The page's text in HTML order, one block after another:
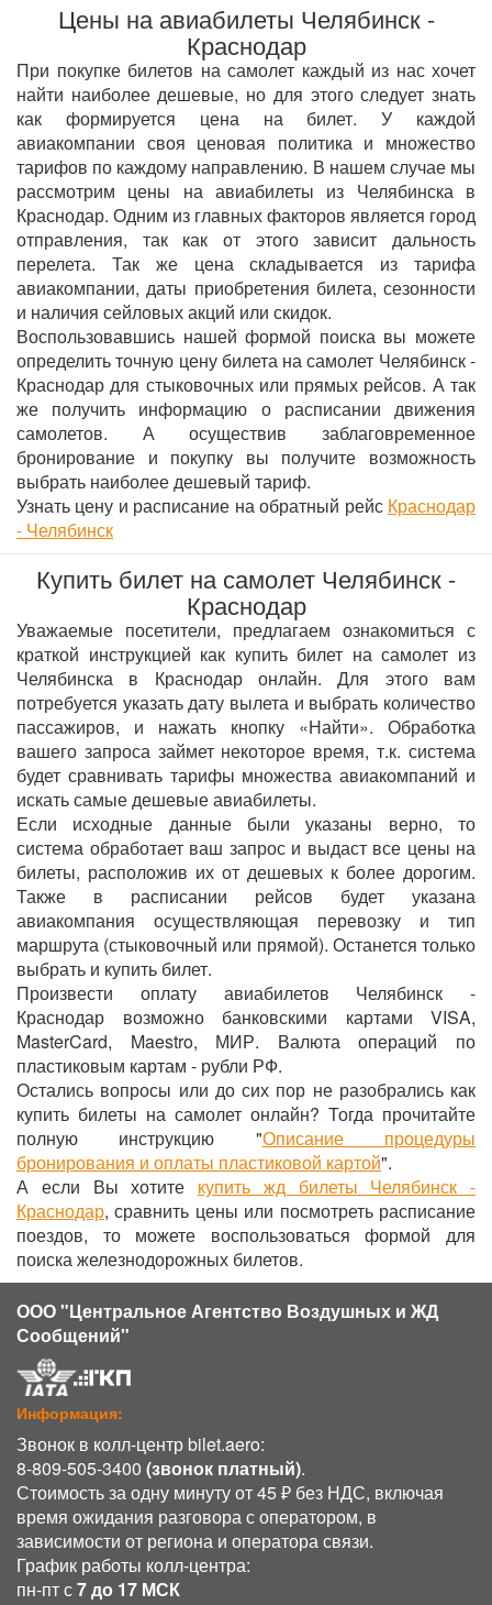
Цены на авиабилеты Челябинск -
Краснодар
При покупке билетов на самолет каждый из нас хочет
найти наиболее дешевые, но для этого следует знать
как формируется цена на билет. У каждой
авиакомпании своя ценовая политика и множество
тарифов по каждому направлению. В нашем случае мы
рассмотрим цены на авиабилеты из Челябинска в
Краснодар. Одним из главных факторов является город
отправления, так как от этого зависит дальность
перелета. Так же цена складывается из тарифа
авиакомпании, даты приобретения билета, сезонности
и наличия сейловых акций или скидок.
Воспользовавшись нашей формой поиска вы можете
определить точную цену билета на самолет Челябинск -
Краснодар для стыковочных или прямых рейсов. А так
же получить информацию о расписании движения
самолетов. А осуществив заблаговременное
бронирование и покупку вы получите возможность
выбрать наиболее дешевый тариф.
Узнать цену и расписание на обратный рейс Краснодар
- Челябинск
Купить билет на самолет Челябинск -
Краснодар
Уважаемые посетители, предлагаем ознакомиться с
краткой инструкцией как купить билет на самолет из
Челябинска в Краснодар онлайн. Для этого вам
потребуется указать дату вылета и выбрать количество
пассажиров, и нажать кнопку «Найти». Обработка
вашего запроса займет некоторое время, т.к. система
будет сравнивать тарифы множества авиакомпаний и
искать самые дешевые авиабилеты.
Если исходные данные были указаны верно, то
система обработает ваш запрос и выдаст все цены на
билеты, расположив их от дешевых к более дорогим.
Также в расписании рейсов будет указана
авиакомпания осуществляющая перевозку и тип
маршрута (стыковочный или прямой). Останется только
выбрать и купить билет.
Произвести оплату авиабилетов Челябинск -
Краснодар возможно банковскими картами VISA,
MasterCard, Maestro, МИР. Валюта операций по
пластиковым картам - рубли РФ.
Остались вопросы или до сих пор не разобрались как
купить билеты на самолет онлайн? Тогда прочитайте
полную инструкцию "Описание процедуры
бронирования и оплаты пластиковой картой".
А если Вы хотите купить жд билеты Челябинск -
Краснодар, сравнить цены или посмотреть расписание
поездов, то можете воспользоваться формой для
поиска железнодорожных билетов.
ООО "Центральное Агентство Воздушных и ЖД
Сообщений"
Информация:
Звонок в колл-центр bilet.aero:
8-809-505-3400 (звонок платный).
Стоимость за одну минуту от 45 ₽ без НДС, включая
время ожидания разговора с оператором, в
зависимости от региона и оператора связи.
График работы колл-центра:
пн-пт с7 до 17 МСК